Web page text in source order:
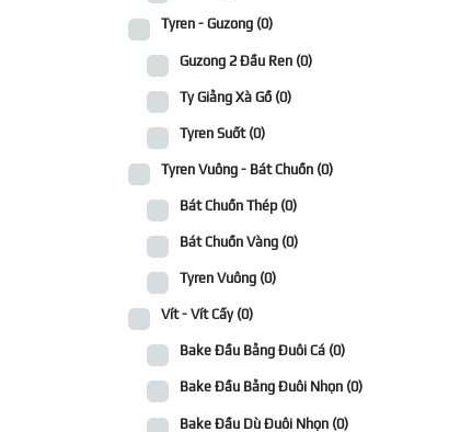
Tyren - Guzong (0)
Guzong 2 Đầu Ren (0)
Ty Giằng Xà Gồ (0)
Tyren Suốt (0)
Tyren Vuông - Bát Chuồn (0)
Bát Chuồn Thép (0)
Bát Chuồn Vàng (0)
Tyren Vuông (0)
Vít - Vít Cấy (0)
Bake Đầu Bằng Đuôi Cá (0)
Bake Đầu Bằng Đuôi Nhọn (0)
Bake Đầu Dù Đuôi Nhọn (0)